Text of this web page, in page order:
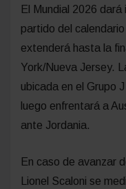
El Mundial 2026
partido del
extenderá hasta la
York/Nueva Jersey.
ubicada en el Grupo
luego enfrentará a
ante Jordania.
En caso de avanzar
Lionel Scaloni se